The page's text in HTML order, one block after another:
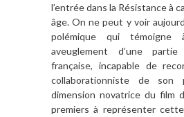
l’entrée dans la Résistance à
âge. On ne peut y voir
polémique qui
aveuglement d’une
française, incapable de
collaborationniste de
dimension novatrice du film
premiers à représenter